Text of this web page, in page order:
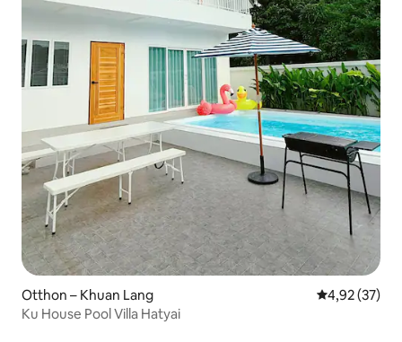
Otthon – Khuan Lang Átlagos
4,92 (37)
Ku House Pool Villa Hatyai